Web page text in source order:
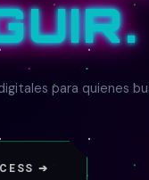
para quienes
➔